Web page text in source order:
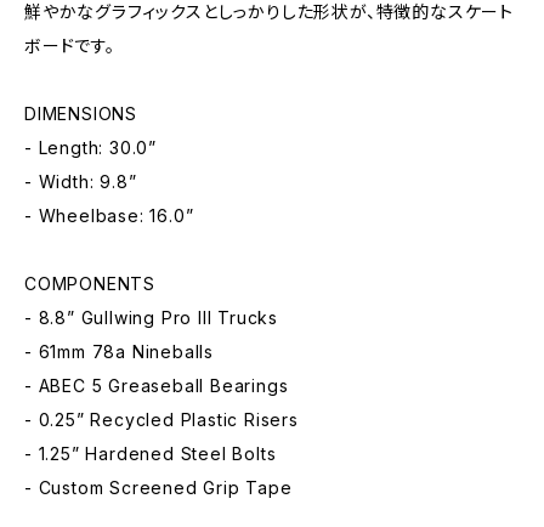
鮮やかなグラフィックスとしっかりした形状が、特徴的なスケート
ボードです。
DIMENSIONS
- Length: 30.0”
- Width: 9.8”
- Wheelbase: 16.0”
COMPONENTS
- 8.8” Gullwing Pro III Trucks
- 61mm 78a Nineballs
- ABEC 5 Greaseball Bearings
- 0.25” Recycled Plastic Risers
- 1.25” Hardened Steel Bolts
- Custom Screened Grip Tape